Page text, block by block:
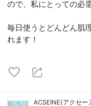
ので、私にとっての必
毎日使うとどんどん肌
れます！
ACSEINE(アクセー